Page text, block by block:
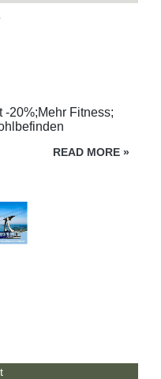
-20%;Mehr Fitness;
READ MORE »